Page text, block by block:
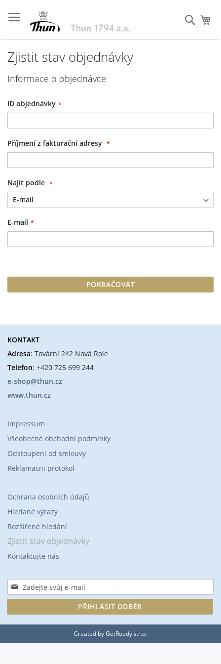
na
obsah
Hledat
Zjistit stav objednávky
Informace o objednávce
ID objednávky
Příjmení z fakturační adresy
Najít podle
E-mail
POKRAČOVAT
KONTAKT
Adresa: Tovární 242 Nová Role
Telefon: +420 725 699 244
e-shop@thun.cz
www.thun.cz
Impressum
Všeobecné obchodní podmínky
Odstoupeni od smlouvy
Reklamacni protokol
Ochrana osobních údajů
Hledané výrazy
Rozšířené hledání
Zjistit stav objednávky
Kontaktujte nás
Přihlaste
se
odběru
zpravodaje:
PŘIHLÁSIT ODBĚR
Created byGetReady s.r.o.